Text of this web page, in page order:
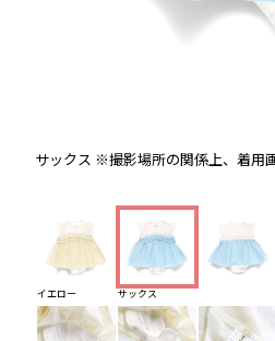
サックス ※撮影場所の関係上、着用
イエロー サックス